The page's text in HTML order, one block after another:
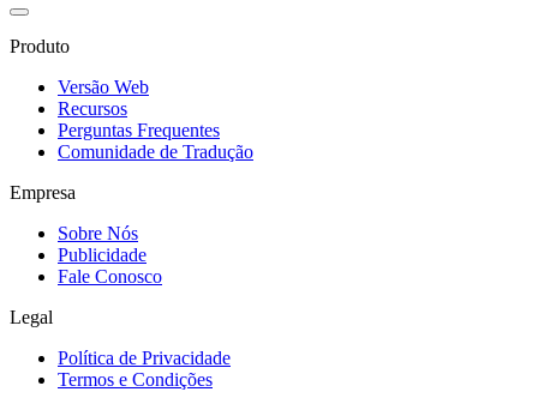
Produto
Versão Web
Recursos
Perguntas Frequentes
Comunidade de Tradução
Empresa
Sobre Nós
Publicidade
Fale Conosco
Legal
Política de Privacidade
Termos e Condições